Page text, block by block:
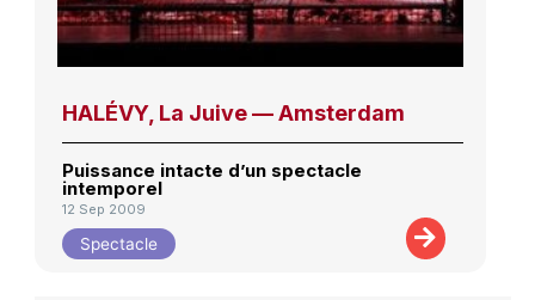
HALÉVY, La Juive — Amsterdam
Puissance intacte d’un spectacle
intemporel
12 Sep 2009
Spectacle